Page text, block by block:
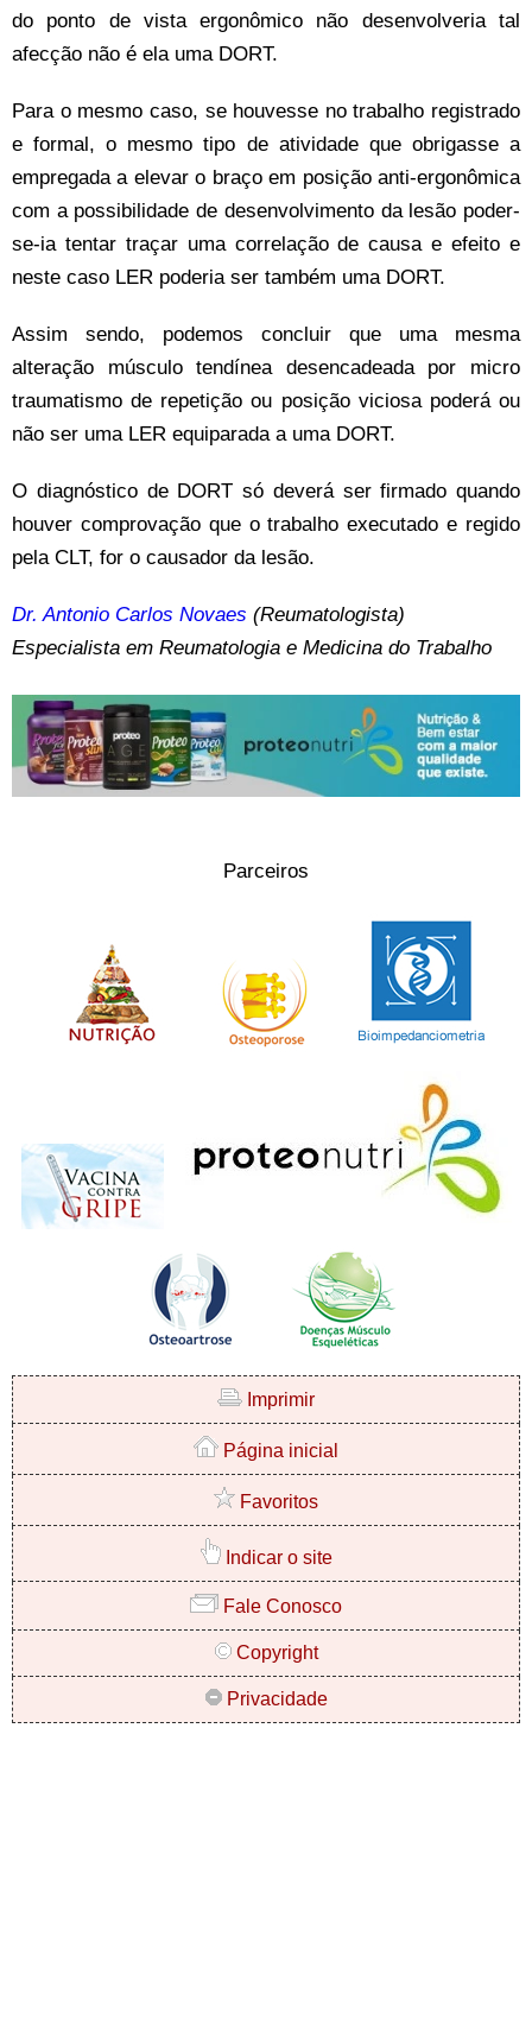
do ponto de vista ergonômico não desenvolveria tal
afecção não é ela uma DORT.
Para o mesmo caso, se houvesse no trabalho registrado
e formal, o mesmo tipo de atividade que obrigasse a
empregada a elevar o braço em posição anti-ergonômica
com a possibilidade de desenvolvimento da lesão poder-
se-ia tentar traçar uma correlação de causa e efeito e
neste caso LER poderia ser também uma DORT.
Assim sendo, podemos concluir que uma mesma
alteração músculo tendínea desencadeada por micro
traumatismo de repetição ou posição viciosa poderá ou
não ser uma LER equiparada a uma DORT.
O diagnóstico de DORT só deverá ser firmado quando
houver comprovação que o trabalho executado e regido
pela CLT, for o causador da lesão.
Dr. Antonio Carlos Novaes (Reumatologista)
Especialista em Reumatologia e Medicina do Trabalho
Parceiros
Imprimir
Página inicial
Favoritos
Indicar o site
Fale Conosco
Copyright
Privacidade